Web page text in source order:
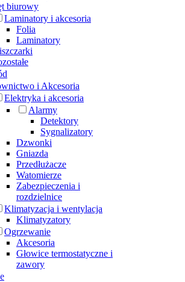
biurowy
Laminatory i akcesoria
Folia
Laminatory
i Akcesoria
Elektryka i akcesoria
Alarmy
Detektory
Sygnalizatory
Dzwonki
Gniazda
Przedłużacze
Watomierze
Zabezpieczenia i
rozdzielnice
Klimatyzacja i wentylacja
Klimatyzatory
Ogrzewanie
Akcesoria
Głowice termostatyczne i
zawory